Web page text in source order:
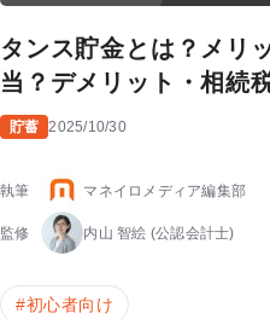
タンス貯金とは？メリ
当？デメリット・相続
貯蓄 2025/10/30
執筆 マネイロメディア編集部
監修 内山 智絵 (公認会計士)
#初心者向け